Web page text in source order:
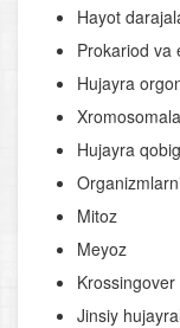
Hayot
Prokariod va
Hujayra
Hujayra
Mitoz
Meyoz
Jinsiy